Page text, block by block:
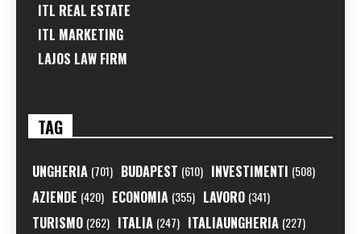
ITL REAL ESTATE
ITL MARKETING
LAJOS LAW FIRM
TAG
UNGHERIA (701) BUDAPEST (610) INVESTIMENTI (508)
AZIENDE (420) ECONOMIA (355) LAVORO (341)
TURISMO (262) ITALIA (247) ITALIAUNGHERIA (227)